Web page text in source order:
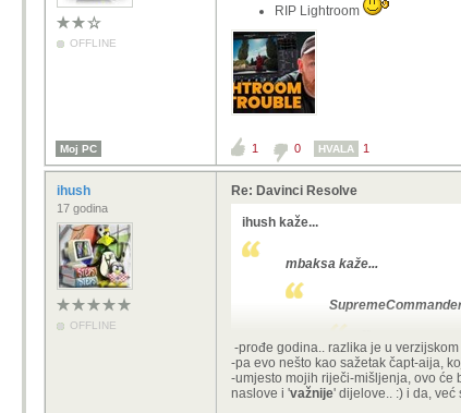
OFFLINE
RIP Lightroom
Moj PC 1 0 HVALA 1
ihush
17 godina
OFFLINE
Re: Davinci Resolve
ihush kaže...
mbaksa kaže...
-pa ponovo, ako probate
-prođe godina.. razlika je u
-pa evo nešto kao sažetak čapt-aija,
-umjesto mojih riječi-mišljenja, ovo će
naslove i 'važnije' dijelove.. :) i da, već